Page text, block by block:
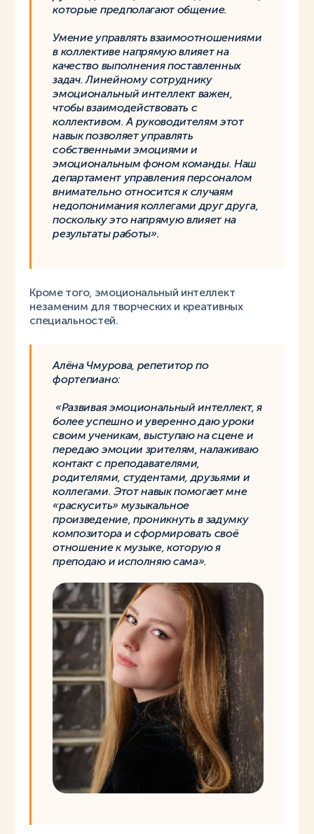
которые предполагают общение.
Умение управлять взаимоотношениями
в коллективе напрямую влияет на
качество выполнения поставленных
задач. Линейному сотруднику
эмоциональный интеллект важен,
чтобы взаимодействовать с
коллективом. А руководителям этот
навык позволяет управлять
собственными эмоциями и
эмоциональным фоном команды. Наш
департамент управления персоналом
внимательно относится к случаям
недопонимания коллегами друг друга,
поскольку это напрямую влияет на
результаты работы».
Кроме того, эмоциональный интеллект
незаменим для творческих и креативных
специальностей.
Алёна Чмурова, репетитор по
фортепиано:
«Развивая эмоциональный интеллект, я
более успешно и уверенно даю уроки
своим ученикам, выступаю на сцене и
передаю эмоции зрителям, налаживаю
контакт с преподавателями,
родителями, студентами, друзьями и
коллегами. Этот навык помогает мне
«раскусить» музыкальное
произведение, проникнуть в задумку
композитора и сформировать своё
отношение к музыке, которую я
преподаю и исполняю сама».